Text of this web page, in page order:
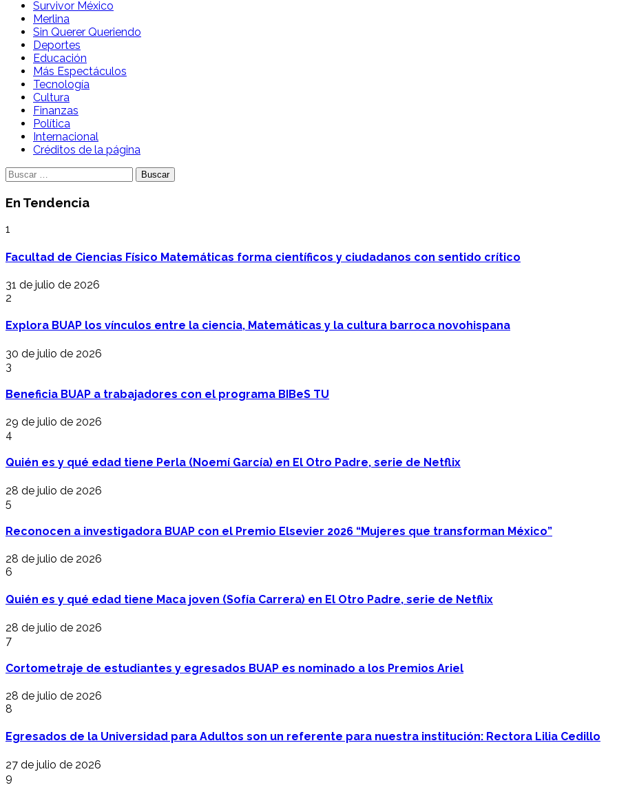
Survivor México
Merlina
Sin Querer Queriendo
Deportes
Educación
Más Espectáculos
Tecnología
Cultura
Finanzas
Política
Internacional
Créditos de la página
Buscar:
En Tendencia
1
Facultad de Ciencias Físico Matemáticas forma científicos y ciudadanos con sentido crítico
31 de julio de 2026
2
Explora BUAP los vínculos entre la ciencia, Matemáticas y la cultura barroca novohispana
30 de julio de 2026
3
Beneficia BUAP a trabajadores con el programa BIBeS TU
29 de julio de 2026
4
Quién es y qué edad tiene Perla (Noemí García) en El Otro Padre, serie de Netflix
28 de julio de 2026
5
Reconocen a investigadora BUAP con el Premio Elsevier 2026 “Mujeres que transforman México”
28 de julio de 2026
6
Quién es y qué edad tiene Maca joven (Sofía Carrera) en El Otro Padre, serie de Netflix
28 de julio de 2026
7
Cortometraje de estudiantes y egresados BUAP es nominado a los Premios Ariel
28 de julio de 2026
8
Egresados de la Universidad para Adultos son un referente para nuestra institución: Rectora Lilia Cedillo
27 de julio de 2026
9